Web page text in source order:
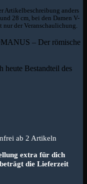
Artikelbeschreibung anders
28 cm, bei den Damen V-
der Veranschaulichung.
– Der römische
heute Bestandteil des
ab 2 Artikeln
extra für dich
die Lieferzeit